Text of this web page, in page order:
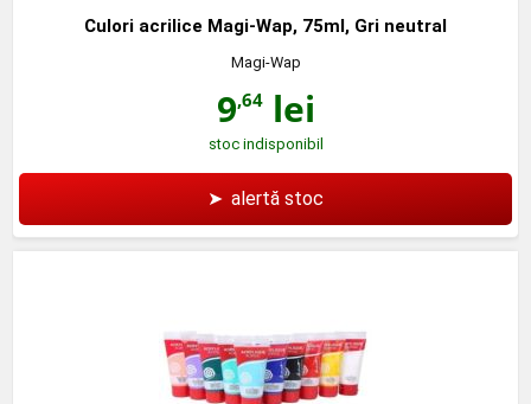
Culori acrilice Magi-Wap, 75ml, Gri neutral
Magi-Wap
9,64lei
stoc indisponibil
➤ alertă stoc